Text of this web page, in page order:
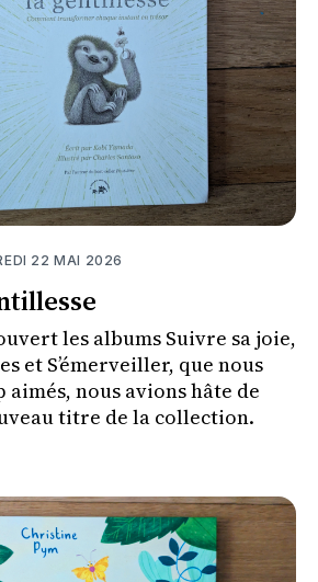
22 MAI 2026
les albums Suivre sa joie,
et S’émerveiller, que nous
aimés, nous avions hâte de
titre de la collection.